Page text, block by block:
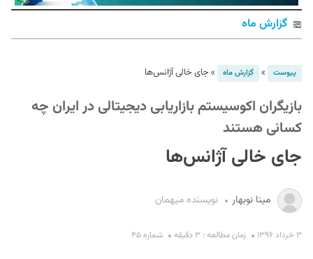
گزارش ماه
پیوست » گزارش ماه » جای خالی آژانس‌ها
بازیگران اکوسیستم بازاریابی دیجیتالی در ایران چه
کسانی هستند
جای خالی آژانس‌ها
مینا نوبهار نویسنده میهمان
۳ خرداد ۱۳۹۶ زمان مطالعه : ۳ دقیقه شماره ۴۵